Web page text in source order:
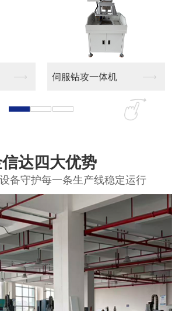
伺服钻攻一体机
达四大优势
备守护每一条生产线稳定运行